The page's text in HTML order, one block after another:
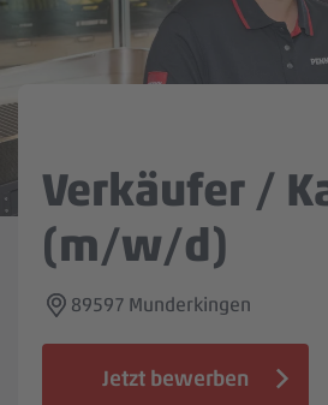
Ausbildung
Markt
Zentrale &
Mein
Jobbörse
Verkäufer /
(m/w/d)
89597 Munderkingen
Jetzt bewerben